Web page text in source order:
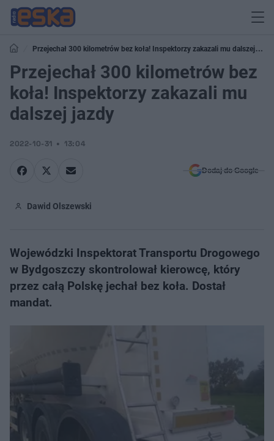
Przejechał 300 kilometrów bez koła! Inspektorzy zakazali mu dalszej
jazdy
Przejechał 300 kilometrów bez
koła! Inspektorzy zakazali mu
dalszej jazdy
2022-10-31 13:04
Dodaj do Google
Dawid Olszewski
Wojewódzki Inspektorat Transportu Drogowego
w Bydgoszczy skontrolował kierowcę, który
przez całą Polskę jechał bez koła. Dostał
mandat.